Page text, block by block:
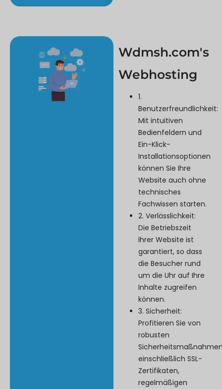
Wdmsh.com's
Webhosting
1.
Benutzerfreundlichkeit:
Mit intuitiven
Bedienfeldern und
Ein-Klick-
Installationsoptionen
können Sie Ihre
Website auch ohne
technisches
Fachwissen starten.
2. Verlässlichkeit:
Die Betriebszeit
Ihrer Website ist
garantiert, so dass
die Besucher rund
um die Uhr auf Ihre
Inhalte zugreifen
können.
3. Sicherheit:
Profitieren Sie von
robusten
einschließlich SSL-
Zertifikaten,
regelmäßigen